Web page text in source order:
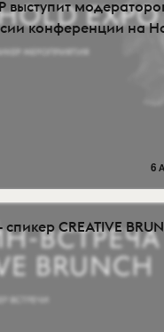
выступит
конференции на
6
CREATIVE